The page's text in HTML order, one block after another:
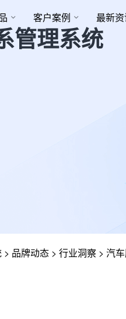
客户案例 最新
管理系统
> 品牌动态 > 行业洞察 > 汽